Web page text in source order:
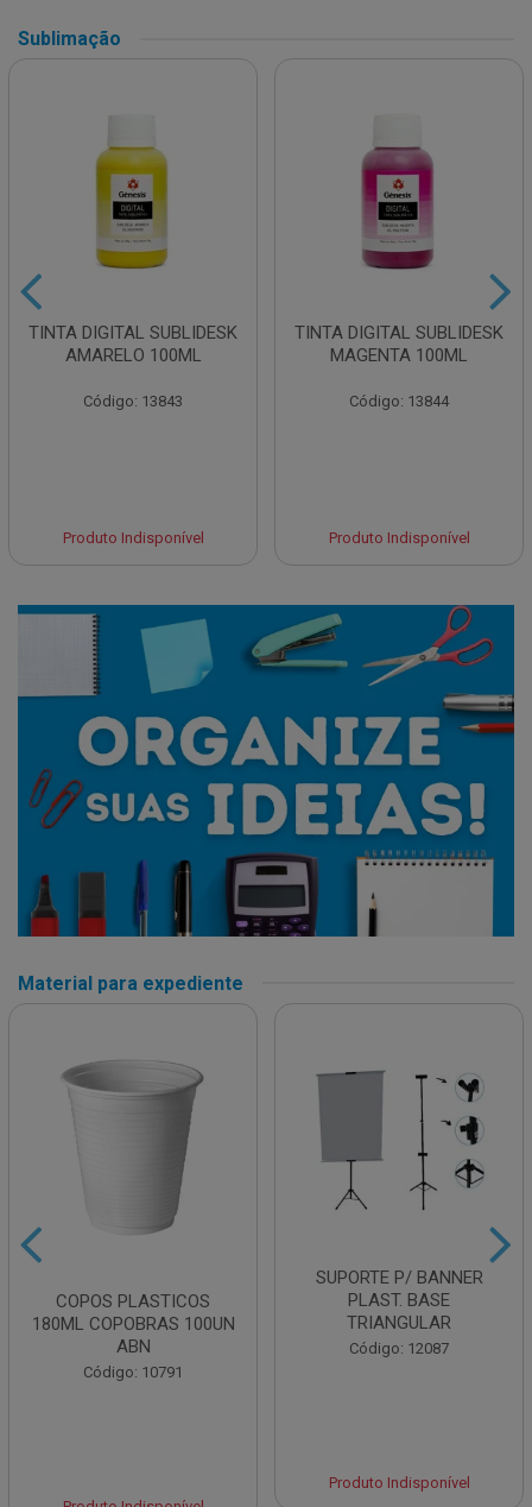
Sublimação
TINTA DIGITAL SUBLIDESK
AMARELO 100ML
Código: 13843
Produto Indisponível
TINTA DIGITAL SUBLIDESK
MAGENTA 100ML
Código: 13844
Produto Indisponível
Material para expediente
COPOS PLASTICOS
180ML COPOBRAS 100UN
ABN
Código: 10791
SUPORTE P/ BANNER
PLAST. BASE
TRIANGULAR
Código: 12087
Produto Indisponível